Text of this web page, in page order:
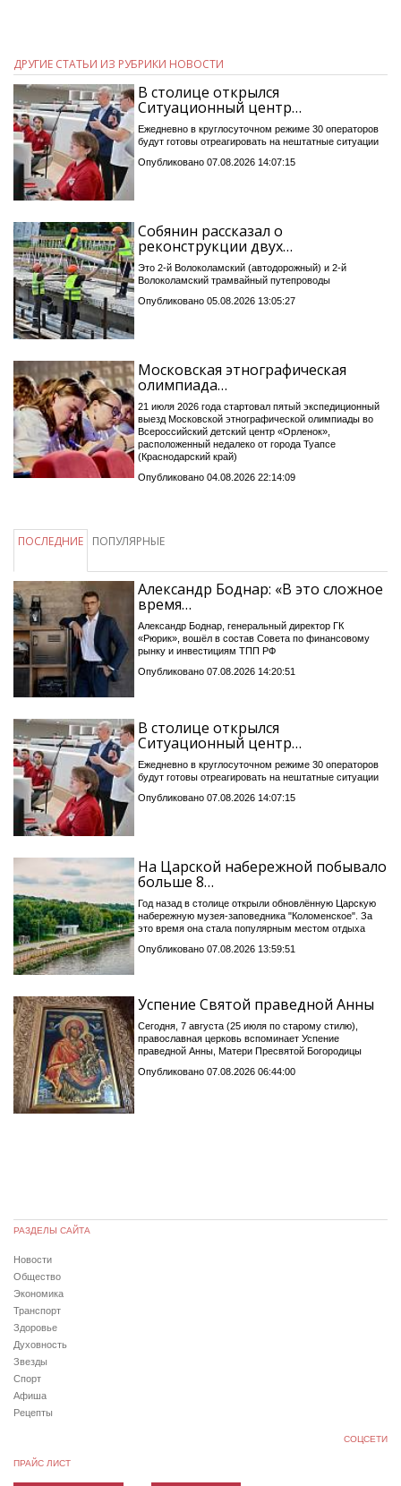
ДРУГИЕ СТАТЬИ ИЗ РУБРИКИ НОВОСТИ
В столице открылся
Ситуационный центр…
Ежедневно в круглосуточном режиме 30 операторов
будут готовы отреагировать на нештатные ситуации
Опубликовано 07.08.2026 14:07:15
Собянин рассказал о
реконструкции двух…
Это 2-й Волоколамский (автодорожный) и 2-й
Волоколамский трамвайный путепроводы
Опубликовано 05.08.2026 13:05:27
Московская этнографическая
олимпиада…
21 июля 2026 года стартовал пятый экспедиционный
выезд Московской этнографической олимпиады во
Всероссийский детский центр «Орленок»,
расположенный недалеко от города Туапсе
(Краснодарский край)
Опубликовано 04.08.2026 22:14:09
ПОСЛЕДНИЕ ПОПУЛЯРНЫЕ
Александр Боднар: «В это сложное
время…
Александр Боднар, генеральный директор ГК
«Рюрик», вошёл в состав Совета по финансовому
рынку и инвестициям ТПП РФ
Опубликовано 07.08.2026 14:20:51
В столице открылся
Ситуационный центр…
Ежедневно в круглосуточном режиме 30 операторов
будут готовы отреагировать на нештатные ситуации
Опубликовано 07.08.2026 14:07:15
На Царской набережной побывало
больше 8…
Год назад в столице открыли обновлённую Царскую
набережную музея-заповедника "Коломенское". За
это время она стала популярным местом отдыха
Опубликовано 07.08.2026 13:59:51
Успение Святой праведной Анны
Сегодня, 7 августа (25 июля по старому стилю),
православная церковь вспоминает Успение
праведной Анны, Матери Пресвятой Богородицы
Опубликовано 07.08.2026 06:44:00
РАЗДЕЛЫ САЙТА
Новости
Общество
Экономика
Транспорт
Здоровье
Духовность
Звезды
Спорт
Афиша
Рецепты
СОЦСЕТИ
ПРАЙС ЛИСТ